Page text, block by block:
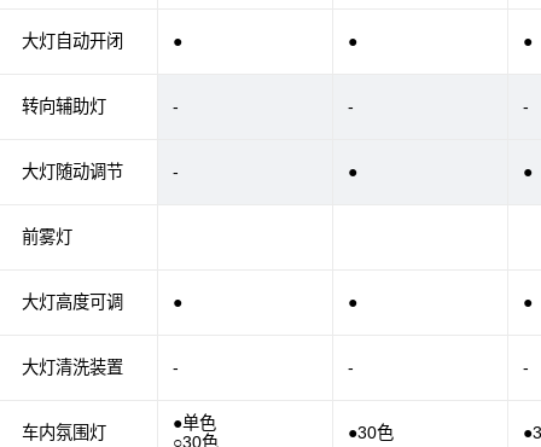
大灯自动开闭
转向辅助灯
大灯随动调节
前雾灯
大灯高度可调
大灯清洗装置
车内氛围灯
● ● ●
- - -
- ● ●
● ● ●
- - -
●单色
○30色
●30色